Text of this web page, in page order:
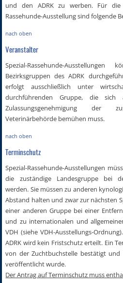
und den ADRK zu werben. Für die
Rassehunde-Ausstellung sind folgende
nach oben
Veranstalter
Spezial-Rassehunde-
Bezirksgruppen des ADRK
erfolgt ausschließlich unter
durchführenden Gruppe, die
Zulassungsgenehmigung der
Veterinärbehörde bemühen muss.
nach oben
Terminschutz
Spezial-Rassehunde-Ausstellungen
die zuständige Landesgruppe bei
werden. Sie müssen zu anderen
Abstand halten und zwar zur nächsten
einer anderen Gruppe bei einer
und zu internationalen und
VDH (siehe VDH-Ausstellungs-
ADRK wird kein Fristschutz erteilt. Ein
von der Zuchtbuchstelle bestätigt und
veröffentlicht wurde.
Der Antrag auf Terminschutz muss